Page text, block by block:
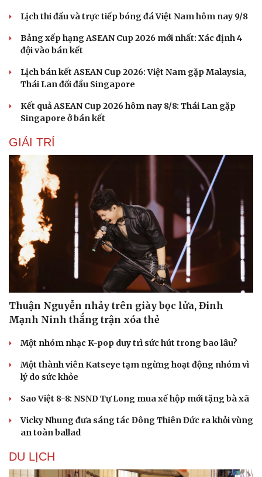
Lịch thi đấu và trực tiếp bóng đá Việt Nam hôm nay 9/8
Bảng xếp hạng ASEAN Cup 2026 mới nhất: Xác định 4
đội vào bán kết
Lịch bán kết ASEAN Cup 2026: Việt Nam gặp Malaysia,
Thái Lan đối đầu Singapore
Kết quả ASEAN Cup 2026 hôm nay 8/8: Thái Lan gặp
Singapore ở bán kết
GIẢI TRÍ
Thuận Nguyễn nhảy trên giày bọc lửa, Đinh
Mạnh Ninh thắng trận xóa thẻ
Một nhóm nhạc K-pop duy trì sức hút trong bao lâu?
Một thành viên Katseye tạm ngừng hoạt động nhóm vì
lý do sức khỏe
Sao Việt 8-8: NSND Tự Long mua xế hộp mới tặng bà xã
Vicky Nhung đưa sáng tác Đông Thiên Đức ra khỏi vùng
an toàn ballad
DU LỊCH